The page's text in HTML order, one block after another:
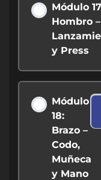
Módulo
Hombro –
y Press
Módulo
18:
Brazo –
Codo,
Muñeca
y Mano